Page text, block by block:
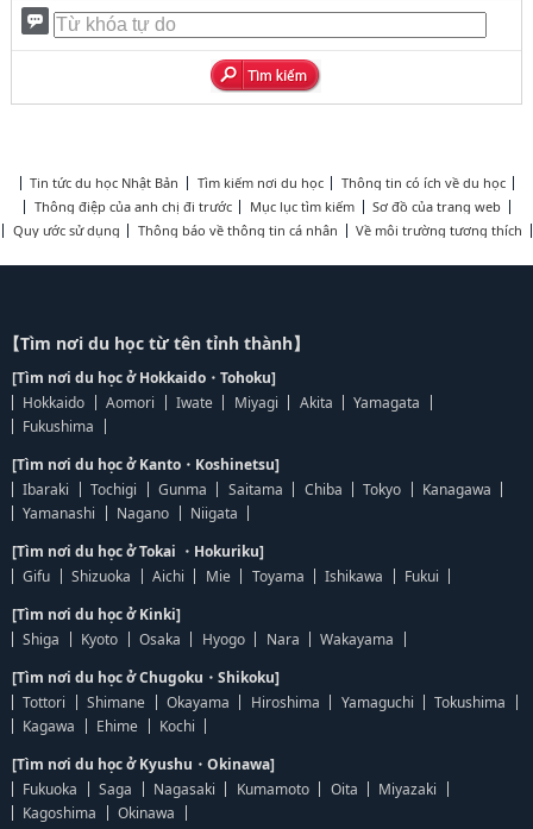
Tin tức du học Nhật Bản Tìm kiếm nơi du học
Thông tin có ích về du học
Thông điệp của anh chị đi trước
Mục lục tìm kiếm
Sơ đồ của trang web
Quy ước sử dụng
Thông báo về thông tin cá nhân Về môi trường tương thích
【Tìm nơi du học từ tên tỉnh thành】
[Tìm nơi du học ở Hokkaido・Tohoku]
Hokkaido
Aomori Iwate Miyagi Akita
Yamagata
Fukushima
[Tìm nơi du học ở Kanto・Koshinetsu]
Ibaraki
Tochigi Gunma Saitama Chiba Tokyo
Kanagawa
Yamanashi
Nagano
Niigata
[Tìm nơi du học ở Tokai ・Hokuriku]
Gifu
Shizuoka Aichi Mie Toyama Ishikawa
Fukui
[Tìm nơi du học ở Kinki]
Shiga
Kyoto Osaka Hyogo Nara
Wakayama
[Tìm nơi du học ở Chugoku・Shikoku]
Tottori
Shimane Okayama Hiroshima Yamaguchi
Tokushima
Kagawa
Ehime
Kochi
[Tìm nơi du học ở Kyushu・Okinawa]
Fukuoka
Saga Nagasaki Kumamoto Oita
Miyazaki
Kagoshima
Okinawa